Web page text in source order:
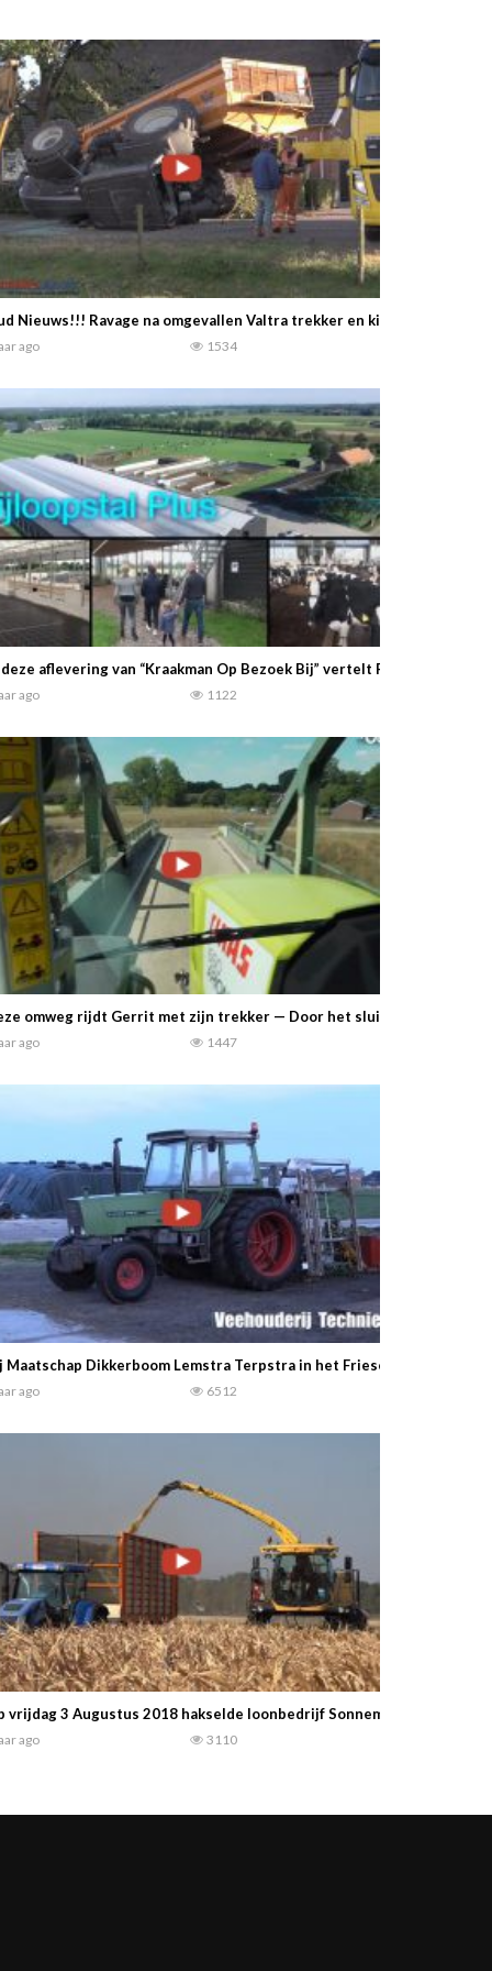
Nieuws!!! Ravage na omgevallen Valtra trekker en kipper. in
ago 1534
aflevering van “Kraakman Op Bezoek Bij” vertelt Ralph
ago 1122
omweg rijdt Gerrit met zijn trekker — Door het sluiten van een
ago 1447
Maatschap Dikkerboom Lemstra Terpstra in het Friese
ago 6512
vrijdag 3 Augustus 2018 hakselde loonbedrijf Sonnemans haar
ago 3110